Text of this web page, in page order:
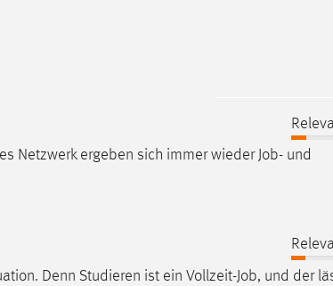
Netzwerk ergeben sich immer wieder Job- und
Denn Studieren ist ein Vollzeit-Job, und der